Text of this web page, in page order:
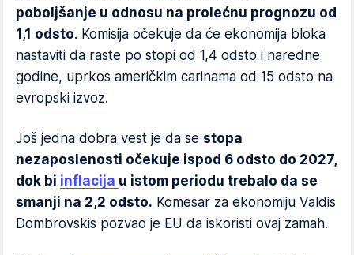
poboljšanje u odnosu na prolećnu prognozu od
1,1 odsto. Komisija očekuje da će ekonomija bloka
nastaviti da raste po stopi od 1,4 odsto i naredne
godine, uprkos američkim carinama od 15 odsto na
evropski izvoz.
Još jedna dobra vest je da se stopa
nezaposlenosti očekuje ispod 6 odsto do 2027,
dok bi inflacija u istom periodu trebalo da se
smanji na 2,2 odsto. Komesar za ekonomiju Valdis
Dombrovskis pozvao je EU da iskoristi ovaj zamah.